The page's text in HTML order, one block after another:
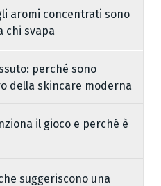
aromi concentrati sono
chi svapa
perché sono
della skincare moderna
il gioco e perché è
suggeriscono una